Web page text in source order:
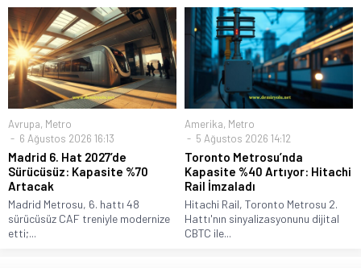
Avrupa, Metro
6 Ağustos 2026 16:13
Madrid 6. Hat 2027’de
Sürücüsüz: Kapasite %70
Artacak
Madrid Metrosu, 6. hattı 48
sürücüsüz CAF treniyle modernize
etti;...
Amerika, Metro
5 Ağustos 2026 14:12
Toronto Metrosu’nda
Kapasite %40 Artıyor: Hitachi
Rail İmzaladı
Hitachi Rail, Toronto Metrosu 2.
Hattı'nın sinyalizasyonunu dijital
CBTC ile...